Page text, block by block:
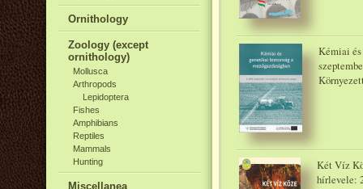
Ornithology
Zoology (except
ornithology)
Mollusca
Arthropods
Lepidoptera
Fishes
Amphibians
Reptiles
Mammals
Hunting
Miscellanea
Kémiai és
Két Víz
hírlevele: